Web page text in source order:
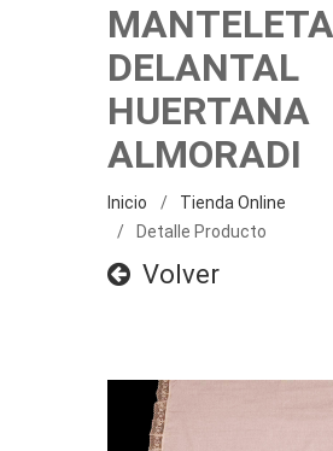
DELANTAL
HUERTANA
ALMORADI
Inicio
Tienda Online
Detalle Producto
Volver